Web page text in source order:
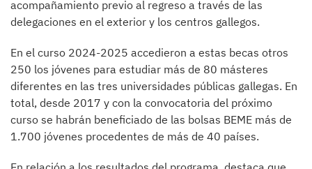
acompañamiento previo al regreso a través de las
delegaciones en el exterior y los centros gallegos.
En el curso 2024-2025 accedieron a estas becas otros
250 los jóvenes para estudiar más de 80 másteres
diferentes en las tres universidades públicas gallegas. En
total, desde 2017 y con la convocatoria del próximo
curso se habrán beneficiado de las bolsas BEME más de
1.700 jóvenes procedentes de más de 40 países.